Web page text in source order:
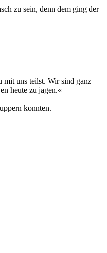
zu sein, denn dem ging der
mit uns teilst. Wir sind ganz
heute zu jagen.«
konnten.